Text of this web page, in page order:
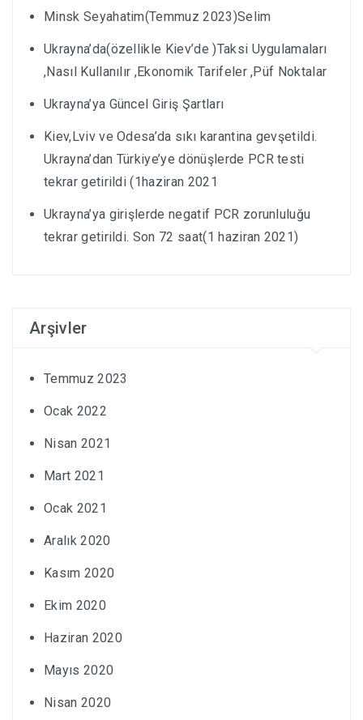
Minsk Seyahatim(Temmuz 2023)Selim
Ukrayna’da(özellikle Kiev’de )Taksi Uygulamaları
,Nasıl Kullanılır ,Ekonomik Tarifeler ,Püf Noktalar
Ukrayna’ya Güncel Giriş Şartları
Kiev,Lviv ve Odesa’da sıkı karantina gevşetildi.
Ukrayna’dan Türkiye’ye dönüşlerde PCR testi
tekrar getirildi (1haziran 2021
Ukrayna’ya girişlerde negatif PCR zorunluluğu
tekrar getirildi. Son 72 saat(1 haziran 2021)
Arşivler
Temmuz 2023
Ocak 2022
Nisan 2021
Mart 2021
Ocak 2021
Aralık 2020
Kasım 2020
Ekim 2020
Haziran 2020
Mayıs 2020
Nisan 2020